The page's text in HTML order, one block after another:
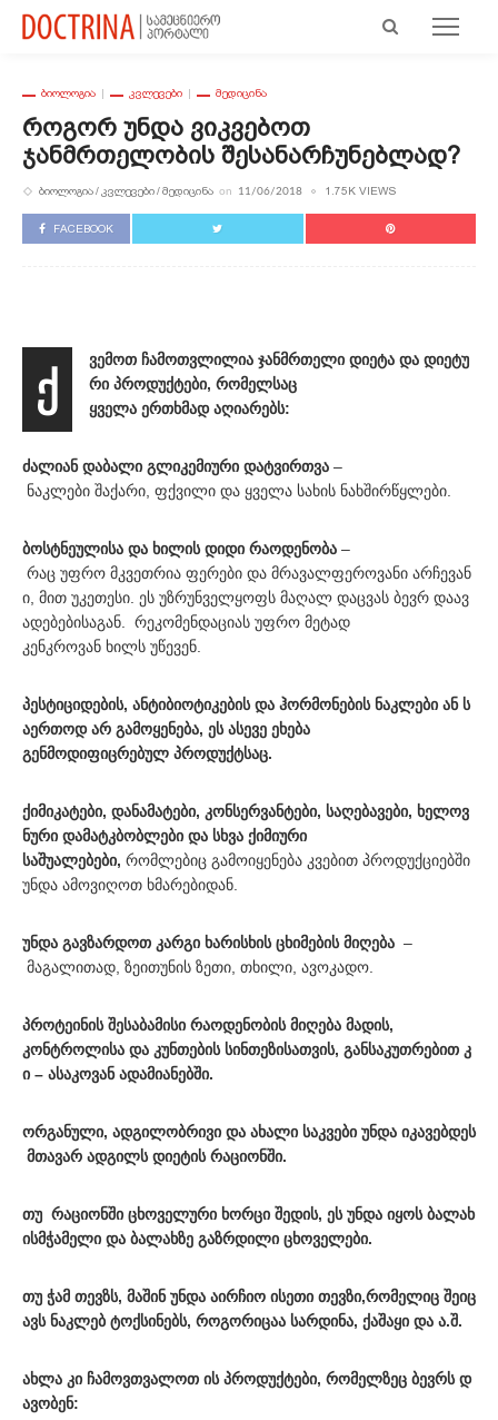
ᲑᲘᲝᲚᲝᲒᲘᲐ ᲙᲕᲚᲔᲕᲔᲑᲘ ᲛᲔᲓᲘᲪᲘᲜᲐ
Როგორ Უნდა Ვიკვებოთ
Ჯანმრთელობის Შესანარჩუნებლად?
ᲑᲘᲝᲚᲝᲒᲘᲐ ᲙᲕᲚᲔᲕᲔᲑᲘ ᲛᲔᲓᲘᲪᲘᲜᲐ on 11/06/2018 1.75K VIEWS
FACEBOOK
ქ
ვემოთ ჩამოთვლილია ჯანმრთელი დიეტა და დიეტუ
რი პროდუქტები, რომელსაც
ყველა ერთხმად აღიარებს:
ძალიან დაბალი გლიკემიური დატვირთვა –
ნაკლები შაქარი, ფქვილი და ყველა სახის ნახშირწყლები.
ბოსტნეულისა და ხილის დიდი რაოდენობა –
რაც უფრო მკვეთრია ფერები და მრავალფეროვანი არჩევან
ი, მით უკეთესი. ეს უზრუნველყოფს მაღალ დაცვას ბევრ დაავ
ადებებისაგან. რეკომენდაციას უფრო მეტად
კენკროვან ხილს უწევენ.
პესტიციდების, ანტიბიოტიკების და ჰორმონების ნაკლები ან ს
აერთოდ არ გამოყენება, ეს ასევე ეხება
გენმოდიფიცრებულ პროდუქტსაც.
ქიმიკატები, დანამატები, კონსერვანტები, საღებავები, ხელოვ
ნური დამატკბობლები და სხვა ქიმიური
საშუალებები, რომლებიც გამოიყენება კვებით პროდუქციებში
უნდა ამოვიღოთ ხმარებიდან.
უნდა გავზარდოთ კარგი ხარისხის ცხიმების მიღება –
მაგალითად, ზეითუნის ზეთი, თხილი, ავოკადო.
პროტეინის შესაბამისი რაოდენობის მიღება მადის,
კონტროლისა და კუნთების სინთეზისათვის, განსაკუთრებით კ
ი – ასაკოვან ადამიანებში.
ორგანული, ადგილობრივი და ახალი საკვები უნდა იკავებდეს
მთავარ ადგილს დიეტის რაციონში.
თუ რაციონში ცხოველური ხორცი შედის, ეს უნდა იყოს ბალახ
ისმჭამელი და ბალახზე გაზრდილი ცხოველები.
თუ ჭამ თევზს, მაშინ უნდა აირჩიო ისეთი თევზი,რომელიც შეიც
ავს ნაკლებ ტოქსინებს, როგორიცაა სარდინა, ქაშაყი და ა.შ.
ახლა კი ჩამოვთვალოთ ის პროდუქტები, რომელზეც ბევრს დ
ავობენ: